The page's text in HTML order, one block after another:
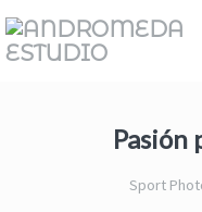
Pasión
Sport